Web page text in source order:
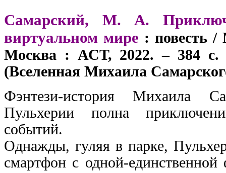
Самарский, М. А.
виртуальном мире : повесть
Москва : АСТ, 2022. – 384 с.
(Вселенная Михаила
Фэнтези-история Михаила
Пульхерии полна
событий.
Однажды, гуляя в парке,
смартфон с одной-